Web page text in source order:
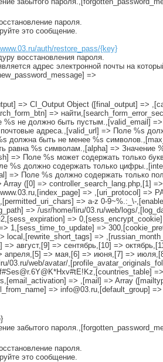
пароля.
это сообщение.
auth/restore_pass/{key}
восстановления пароля.
адрес электронной почты на
=>
=> CI_Output Object ([final_output] =>
=>
%s не должно быть пустым.,[valid_email]
адреса.,[valid_url] => Поле %s
должна быть не менее %s
равна %s символам.,[alpha] => Значение
=> Поле %s может содержать только
%s должно содержать только
=> Поле %s должно содержать только
([0] => controller_search_lang.php,[1]
=> ,[uri_protocol] =>
=> a-z 0-9~%.:_\-
=> /usr/home/liru/03.ru/web/logs/
=>
1,[sess_time_to_update] =>
local,[rewrite_short_tags] =>
август,[9] => сентябрь,[10] =>
=> мая,[6] => июня,[7] =>
03.ru/web/avatar/
=> ,[mail] => Array
=> info@03.ru,[default_group]
забытого
пароля.
это сообщение.